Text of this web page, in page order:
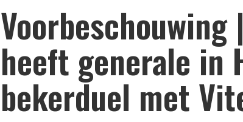
Voorbeschouwing
heeft generale in
bekerduel met